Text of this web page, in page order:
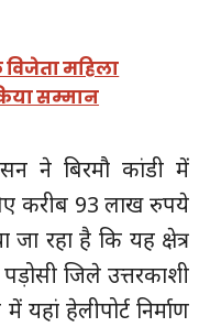
विजेता महिला
सम्मान
ने बिरमौ कांडी में
करीब 93 लाख रुपये
रहा है कि यह क्षेत्र
जिले उत्तरकाशी
हेलीपोर्ट निर्माण